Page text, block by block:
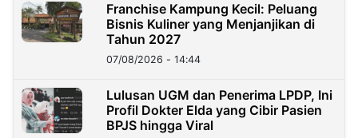
Franchise Kampung Kecil: Peluang
Bisnis Kuliner yang Menjanjikan di
Tahun 2027
07/08/2026 - 14:44
Lulusan UGM dan Penerima LPDP, Ini
Profil Dokter Elda yang Cibir Pasien
BPJS hingga Viral